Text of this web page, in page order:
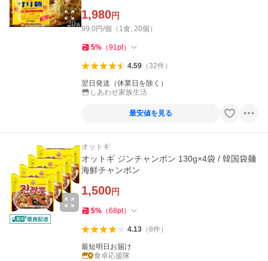
1,980円
99.0円/個（1食, 20個）
5% （91pt）
4.59（32件）
翌日発送（休業日を除く）
しあわせ家族生活
最安値を見る
オットギ
オットギ ジンチャンポン 130g×4袋 / 韓国袋麺
海鮮チャンポン
1,500円
5% （68pt）
4.13（8件）
最短明日お届け
食卓応援隊